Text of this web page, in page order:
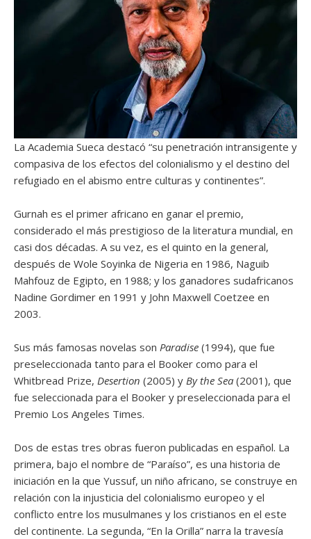
La Academia Sueca destacó “su penetración intransigente y
compasiva de los efectos del colonialismo y el destino del
refugiado en el abismo entre culturas y continentes”.
Gurnah es el primer africano en ganar el premio,
considerado el más prestigioso de la literatura mundial, en
casi dos décadas. A su vez, es el quinto en la general,
después de Wole Soyinka de Nigeria en 1986, Naguib
Mahfouz de Egipto, en 1988; y los ganadores sudafricanos
Nadine Gordimer en 1991 y John Maxwell Coetzee en
2003.
Sus más famosas novelas son Paradise (1994), que fue
preseleccionada tanto para el Booker como para el
Whitbread Prize, Desertion (2005) y By the Sea (2001), que
fue seleccionada para el Booker y preseleccionada para el
Premio Los Angeles Times.
Dos de estas tres obras fueron publicadas en español. La
primera, bajo el nombre de “Paraíso”, es una historia de
iniciación en la que Yussuf, un niño africano, se construye en
relación con la injusticia del colonialismo europeo y el
conflicto entre los musulmanes y los cristianos en el este
del continente. La segunda, “En la Orilla” narra la travesía